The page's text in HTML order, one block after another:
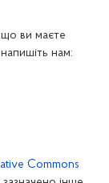
ви маєте
нам:
Commons